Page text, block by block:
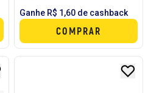
Ganhe R$ 1,60 de cashback
COMPRAR